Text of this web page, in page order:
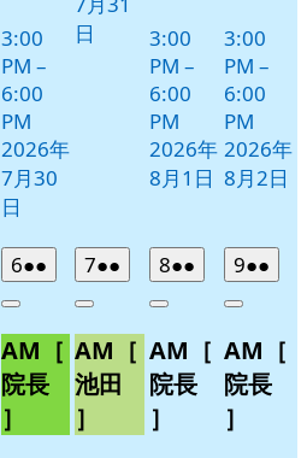
3:00
PM –
6:00
PM
2026年
7月30
日
日
3:00
PM –
6:00
PM
2026年
8月1日
3:00
PM –
6:00
PM
2026年
8月2日
62026
年
月
6
日
●●
件
イ
ベ
ト)
Close
AM［
院長
］
72026
年
月
7
日
●●
件
イ
ベ
ト)
Close
AM［
池田
］
82026
年
月
8
日
●●
件
イ
ベ
Close
AM［
院長
］
92026
年
月
9
日
●●
件
イ
ベ
Close
AM［
院長
］